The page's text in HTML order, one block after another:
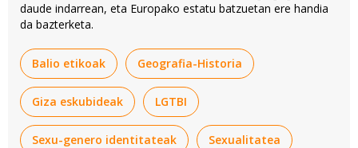
daude indarrean, eta Europako estatu batzuetan ere handia
da bazterketa.
Balio etikoak Geografia-Historia
Giza eskubideak LGTBI
Sexu-genero identitateak Sexualitatea